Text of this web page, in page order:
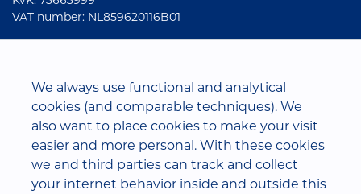
VAT number: NL859620116B01
We always use functional and analytical
cookies (and comparable techniques). We
also want to place cookies to make your visit
easier and more personal. With these cookies
we and third parties can track and collect
your internet behavior inside and outside this